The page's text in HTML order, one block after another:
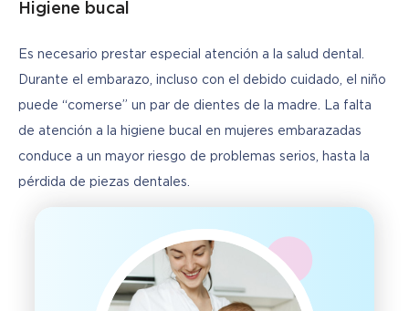
Higiene bucal
Es necesario prestar especial atención a la salud dental.
Durante el embarazo, incluso con el debido cuidado, el niño
puede “comerse” un par de dientes de la madre. La falta
de atención a la higiene bucal en mujeres embarazadas
conduce a un mayor riesgo de problemas serios, hasta la
pérdida de piezas dentales.